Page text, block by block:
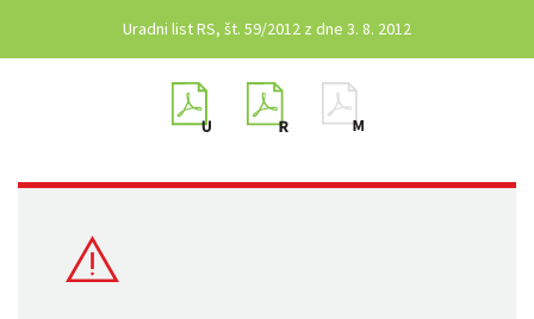
Uradni list RS, št. 59/2012 z dne 3. 8. 2012